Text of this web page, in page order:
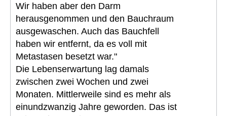
Wir haben aber den Darm
herausgenommen und den Bauchraum
ausgewaschen. Auch das Bauchfell
haben wir entfernt, da es voll mit
Metastasen besetzt war."
Die Lebenserwartung lag damals
zwischen zwei Wochen und zwei
Monaten. Mittlerweile sind es mehr als
einundzwanzig Jahre geworden. Das ist